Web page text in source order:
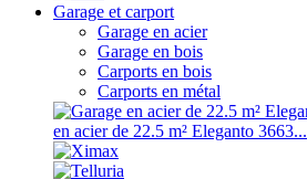
Garage et carport
Garage en acier
Garage en bois
Carports en bois
Carports en métal
en acier de 22.5 m² Eleganto 3663...